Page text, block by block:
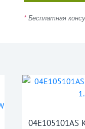
*Бесплатная
04E105101AS